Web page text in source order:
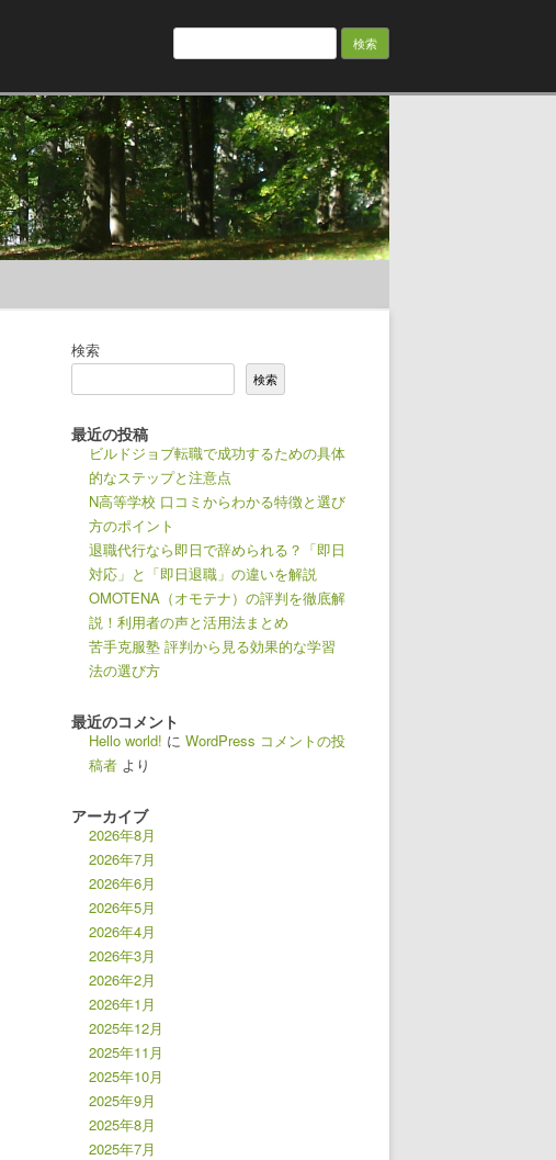
検
検索
検索
最近の投稿
ビルドジョブ転職で成功するための具体
的なステップと注意点
N高等学校 口コミからわかる特徴と選び
方のポイント
退職代行なら即日で辞められる？「即日
対応」と「即日退職」の違いを解説
OMOTENA（オモテナ）の評判を徹底解
説！利用者の声と活用法まとめ
苦手克服塾 評判から見る効果的な学習
法の選び方
最近のコメント
Hello world! に WordPress コメントの投
稿者 より
アーカイブ
2026年8月
2026年7月
2026年6月
2026年5月
2026年4月
2026年3月
2026年2月
2026年1月
2025年12月
2025年11月
2025年10月
2025年9月
2025年8月
2025年7月